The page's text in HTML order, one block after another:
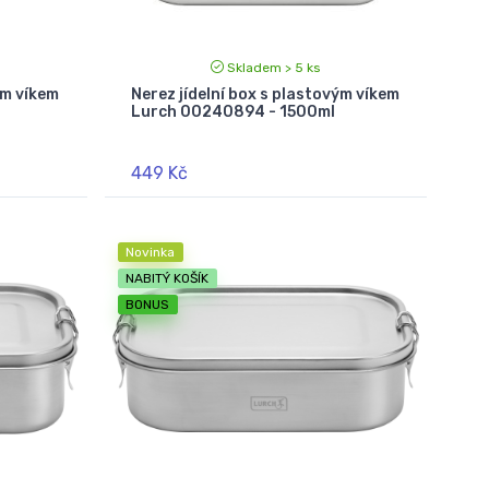
víkem
Skladem > 5 ks
Nerez jídelní box s plastovým víkem
Lurch 00240894 - 1500ml
449 Kč
Novinka
NABITÝ KOŠÍK
BONUS